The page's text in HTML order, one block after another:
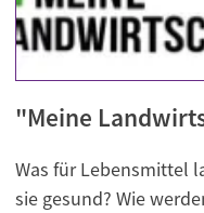
"Meine
Was für Lebensmittel
sie gesund? Wie